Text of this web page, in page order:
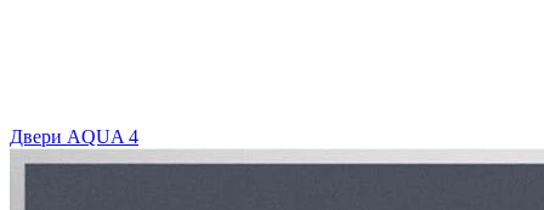
Двери AQUA 4